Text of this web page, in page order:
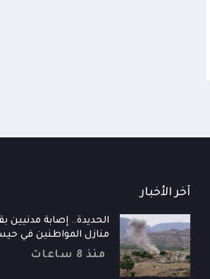
آخر الأخبار
الحديدة.. إصابة
منازل المواطنين في
منذ 8 ساعات